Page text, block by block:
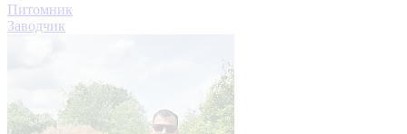
Питомник
Заводчик